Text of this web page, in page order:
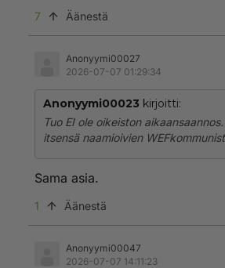
● Tshekki 59 900
● Liettua 59 600
● Kypros 55 900
● Italia 53 500
● Alankomaat 40 900
● Portugali 36 200
● Ranska 27 700
● Slovenia 26 900
● Espanja 23 700
● Latvia 16 900
● Itävalta 13 400
● Kreikka 9 900
● Suomi 5 700
7 Äänestä
Anonyymi00027
2026-07-07 01:29:34
Anonyymi00023 kirjoitti:
Tuo EI ole oikeiston
itsensä naamioivien
Sama asia.
1 Äänestä
Anonyymi00047
2026-07-07 14:11:23